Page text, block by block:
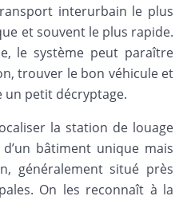
interurbain le plus
et souvent le plus rapide.
le système peut paraître
trouver le bon véhicule et
un petit décryptage.
la station de louage
bâtiment unique mais
généralement situé près
On les reconnaît à la